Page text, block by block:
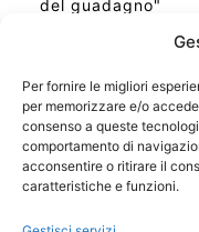
Per fornire le migliori
per memorizzare e/o
consenso a queste
comportamento di
acconsentire o ritirare il
caratteristiche e funzioni.
del guadagno"
Ora Esatta in
Ti Senti Strano
la Risonanza di
Come Sapere Se